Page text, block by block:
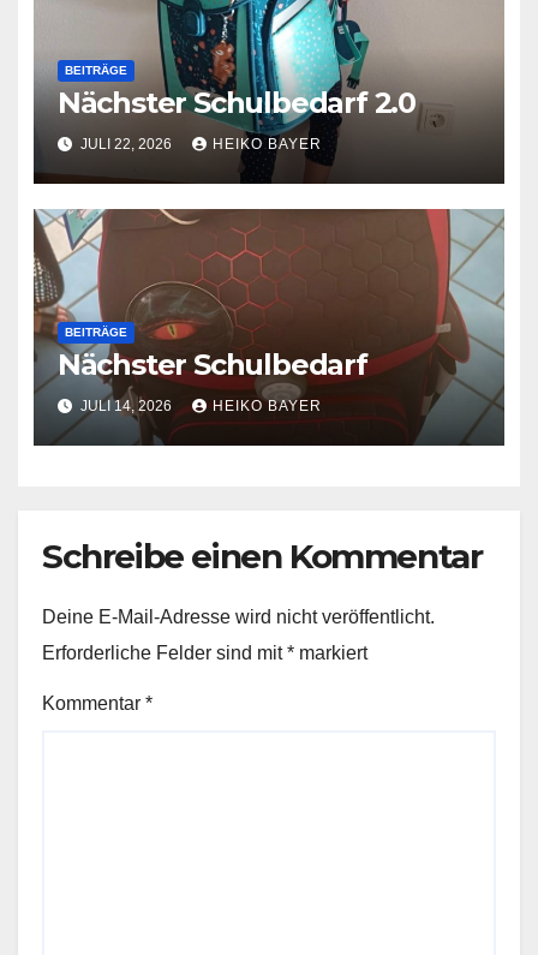
BEITRÄGE
Nächster Schulbedarf 2.0
JULI 22, 2026 HEIKO BAYER
BEITRÄGE
Nächster Schulbedarf
JULI 14, 2026 HEIKO BAYER
Schreibe einen Kommentar
Deine E-Mail-Adresse wird nicht veröffentlicht.
Erforderliche Felder sind mit* markiert
Kommentar *